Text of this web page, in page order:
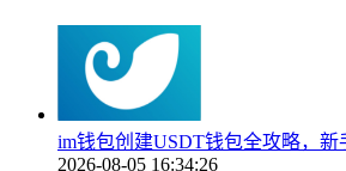
im钱包创建USDT钱包全攻略，新
2026-08-05 16:34:26